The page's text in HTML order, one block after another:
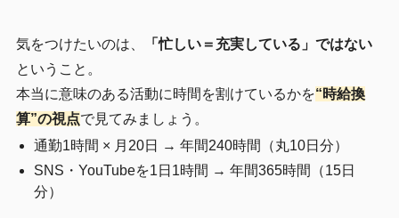
気をつけたいのは、
「忙しい＝充実している」ではない
ということ。
本当に意味のある活動に時間を割けているかを“時給換
算”の視点で見てみましょう。
通勤1時間 × 月20日 → 年間240時間（丸10日分）
SNS・YouTubeを1日1時間 → 年間365時間（15日
分）